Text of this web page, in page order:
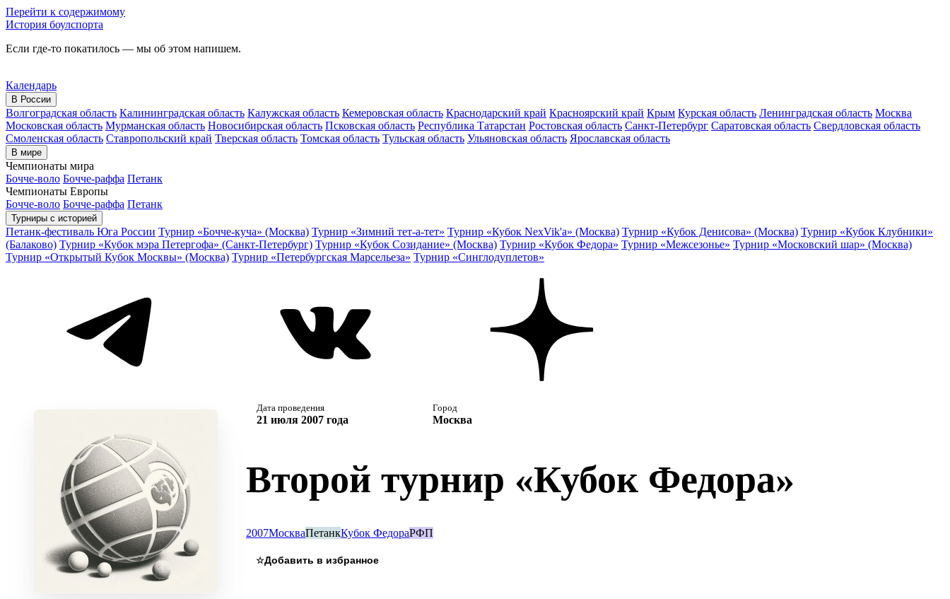
Перейти к содержимому
История боулспорта
Если где-то покатилось — мы об этом напишем.
Календарь
В России
Волгоградская область Калининградская область Калужская область Кемеровская область Краснодарский край Красноярский край Крым Курская область Ленинградская область Москва
Московская область Мурманская область Новосибирская область Псковская область Республика Татарстан Ростовская область Санкт-Петербург Саратовская область Свердловская область
Смоленская область Ставропольский край Тверская область Томская область Тульская область Ульяновская область Ярославская область
В мире
Чемпионаты мира
Бочче-воло Бочче-раффа Петанк
Чемпионаты Европы
Бочче-воло Бочче-раффа Петанк
Турниры с историей
Петанк-фестиваль Юга России Турнир «Бочче-куча» (Москва) Турнир «Зимний тет-а-тет» Турнир «Кубок NexVik'a» (Москва) Турнир «Кубок Денисова» (Москва) Турнир «Кубок Клубники»
(Балаково) Турнир «Кубок мэра Петергофа» (Санкт-Петербург) Турнир «Кубок Созидание» (Москва) Турнир «Кубок Федора» Турнир «Межсезонье» Турнир «Московский шар» (Москва)
Турнир «Открытый Кубок Москвы» (Москва) Турнир «Петербургская Марсельеза» Турнир «Синглодуплетов»
Дата проведения
21 июля 2007 года
Город
Москва
Второй турнир «Кубок Федора»
2007МоскваПетанкКубок ФедораРФП
☆